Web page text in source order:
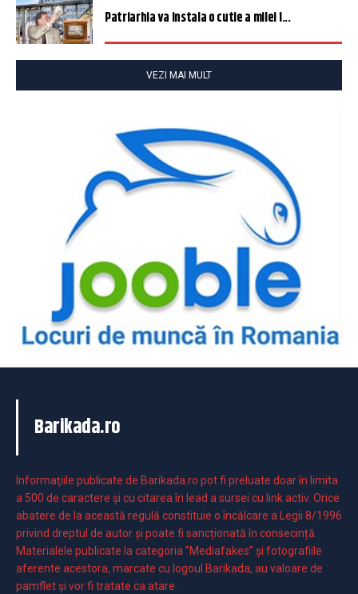
Patriarhia va instala o cutie a milei î...
VEZI MAI MULT
Barikada.ro
Informaţiile publicate de Barikada.ro pot fi preluate doar în limita
a 500 de caractere şi cu citarea în lead a sursei cu link activ. Orice
abatere de la această regulă constituie o încălcare a Legii 8/1996
privind dreptul de autor și poate fi sancționată în consecință.
Materialele publicate la categoria ”Mediafakes” și fotografiile
aferente acestora, marcate cu logoul Barikada, au valoare de
pamflet și vor fi tratate ca atare.